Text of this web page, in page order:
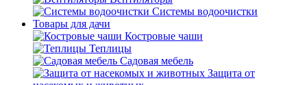
Системы водоочистки
Товары для дачи
Костровые чаши
Теплицы
Садовая мебель
Защита от